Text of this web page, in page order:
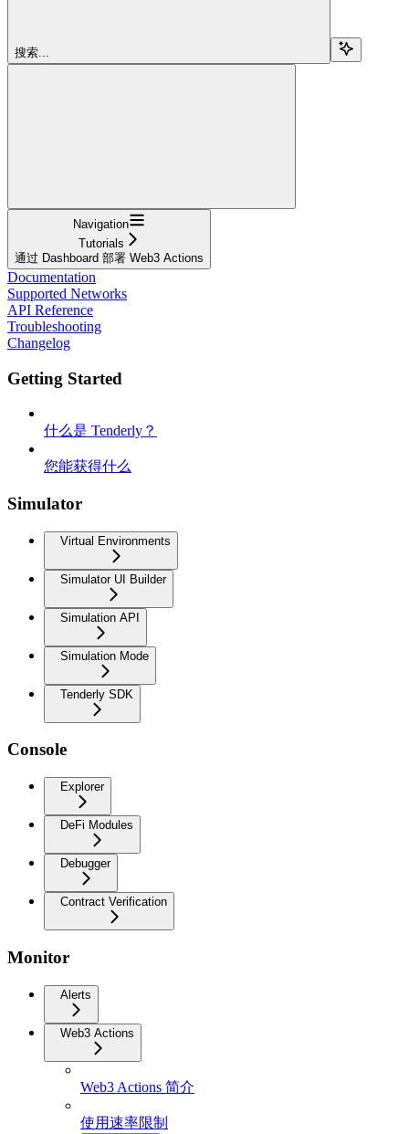
搜索...
Navigation
Tutorials
通过 Dashboard 部署 Web3 Actions
Documentation
Supported Networks
API Reference
Troubleshooting
Changelog
Getting Started
什么是 Tenderly？
您能获得什么
Simulator
Virtual Environments
Simulator UI Builder
Simulation API
Simulation Mode
Tenderly SDK
Console
Explorer
DeFi Modules
Debugger
Contract Verification
Monitor
Alerts
Web3 Actions
Web3 Actions 简介
使用速率限制